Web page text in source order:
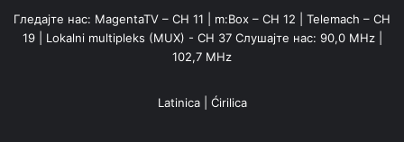
Гледајте нас: MagentaTV – CH 11 | m:Box – CH 12 | Telemach – CH
19 | Lokalni multipleks (MUX) - CH 37 Слушајте нас: 90,0 MHz |
102,7 MHz
Latinica| Ćirilica